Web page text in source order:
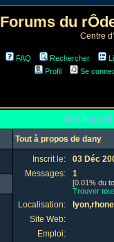
Forums du
Centre
FAQ Rechercher
Profil
Se
Voir le profil
Tout à propos de dany
Inscrit le:
03 Déc
Messages:
1
[0.01% du
Trouver
Localisation:
Site Web:
Emploi: